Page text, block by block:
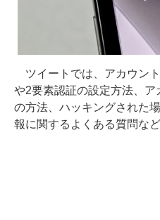
ツイートでは、アカウン
や2要素認証の設定方法、
の方法、ハッキングされた
報に関するよくある質問な